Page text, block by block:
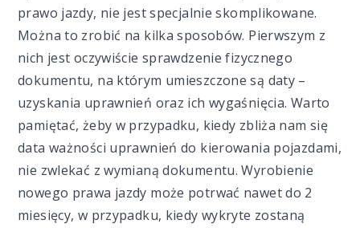
prawo jazdy, nie jest specjalnie skomplikowane.
Można to zrobić na kilka sposobów. Pierwszym z
nich jest oczywiście sprawdzenie fizycznego
dokumentu, na którym umieszczone są daty –
uzyskania uprawnień oraz ich wygaśnięcia. Warto
pamiętać, żeby w przypadku, kiedy zbliża nam się
data ważności uprawnień do kierowania pojazdami,
nie zwlekać z wymianą dokumentu. Wyrobienie
nowego prawa jazdy może potrwać nawet do 2
miesięcy, w przypadku, kiedy wykryte zostaną